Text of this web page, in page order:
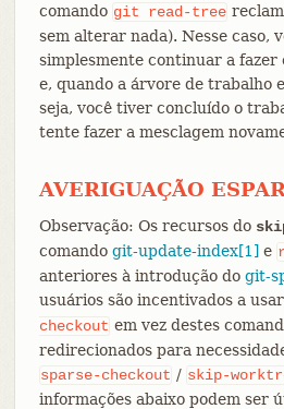
comando git read-tree
sem alterar nada). Nesse caso,
simplesmente continuar a fazer
e, quando a árvore de trabalho
seja, você tiver concluído o
tente fazer a mesclagem
AVERIGUAÇÃO
Observação: Os recursos do
comando git-update-index[1] e
anteriores à introdução do git-
usuários são incentivados a
checkout em vez destes
redirecionados para
sparse-checkout / skip-
informações abaixo podem ser